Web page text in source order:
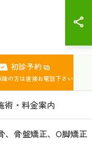
初診予約
の方は直接お電話下さい
術・料金案内
、骨盤矯正、O脚矯正